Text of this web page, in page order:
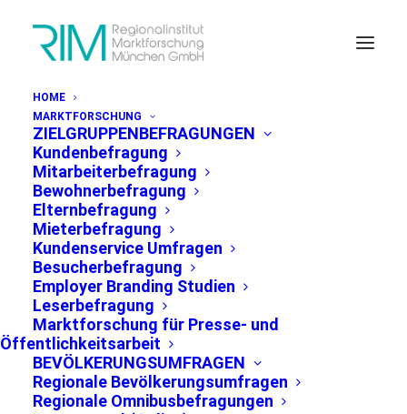
HOME
MARKTFORSCHUNG
ZIELGRUPPENBEFRAGUNGEN
Kundenbefragung
Mitarbeiterbefragung
Bewohnerbefragung
Elternbefragung
Mieterbefragung
Kundenservice Umfragen
Besucherbefragung
Employer Branding Studien
Leserbefragung
Marktforschung für Presse- und
Öffentlichkeitsarbeit
BEVÖLKERUNGSUMFRAGEN
Regionale Bevölkerungsumfragen
Regionale Omnibusbefragungen
PRESSEMITTEILUNG MÜNCHEN, 23.07. 2020
Mehrheit der
Erwerbstätigen in der
Region München blickt
zuversichtlich auf